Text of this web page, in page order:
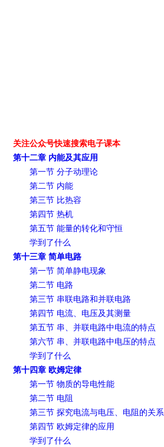
关注公众号快速搜索电子课本
第十二章 内能及其应用
第一节 分子动理论
第二节 内能
第三节 比热容
第四节 热机
第五节 能量的转化和守恒
学到了什么
第十三章 简单电路
第一节 简单静电现象
第二节 电路
第三节 串联电路和并联电路
第四节 电流、电压及其测量
第五节 串、并联电路中电流的特点
第六节 串、并联电路中电压的特点
学到了什么
第十四章 欧姆定律
第一节 物质的导电性能
第二节 电阻
第三节 探究电流与电压、电阻的关系
第四节 欧姆定律的应用
学到了什么